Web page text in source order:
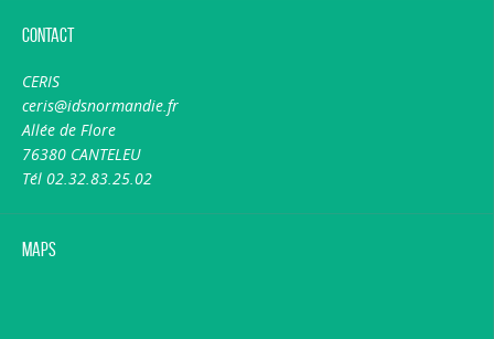
Contact
CERIS
ceris@idsnormandie.fr
Allée de Flore
76380 CANTELEU
Tél 02.32.83.25.02
Maps